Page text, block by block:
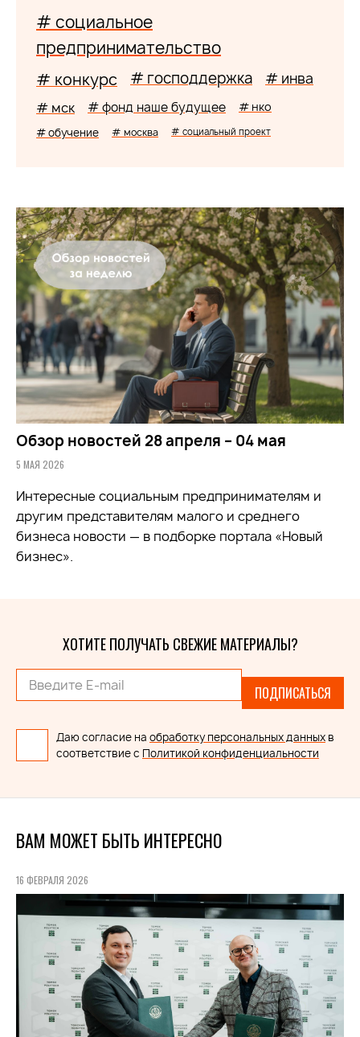
# социальное
предпринимательство
# конкурс # господдержка # инва
# мск # фонд наше будущее # нко
# обучение # москва # социальный проект
Обзор новостей 28 апреля – 04 мая
5 МАЯ 2026
Интересные социальным предпринимателям и
другим представителям малого и среднего
бизнеса новости — в подборке портала «Новый
бизнес».
ХОТИТЕ ПОЛУЧАТЬ СВЕЖИЕ МАТЕРИАЛЫ?
ПОДПИСАТЬСЯ
Даю согласие на обработку персональных данных в
соответствие с Политикой конфиденциальности
ВАМ МОЖЕТ БЫТЬ ИНТЕРЕСНО
16 ФЕВРАЛЯ 2026